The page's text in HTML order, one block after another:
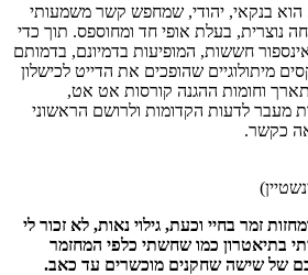
הוא בנקאי, יהודי, שמחפש קשר משמעותי
נוצרית, בעלת אופי חד ומחוספס. תוך כדי
חששות, המופיעות בדמיונם, בדמותם
מיתולוגיים שהופכים את הדייט לכישלון
וחומות ההגנה קורסות אט אט,
מעבר לדעות הקדומות ולרושם הראשוני
כקשר.
זמר בחיי וכעת, גילוי נאות, לא זכור לי
בתיאטרון כמו שחשתי כלפי המחזמר
של שישה שחקנים מוכשרים עד כאב.